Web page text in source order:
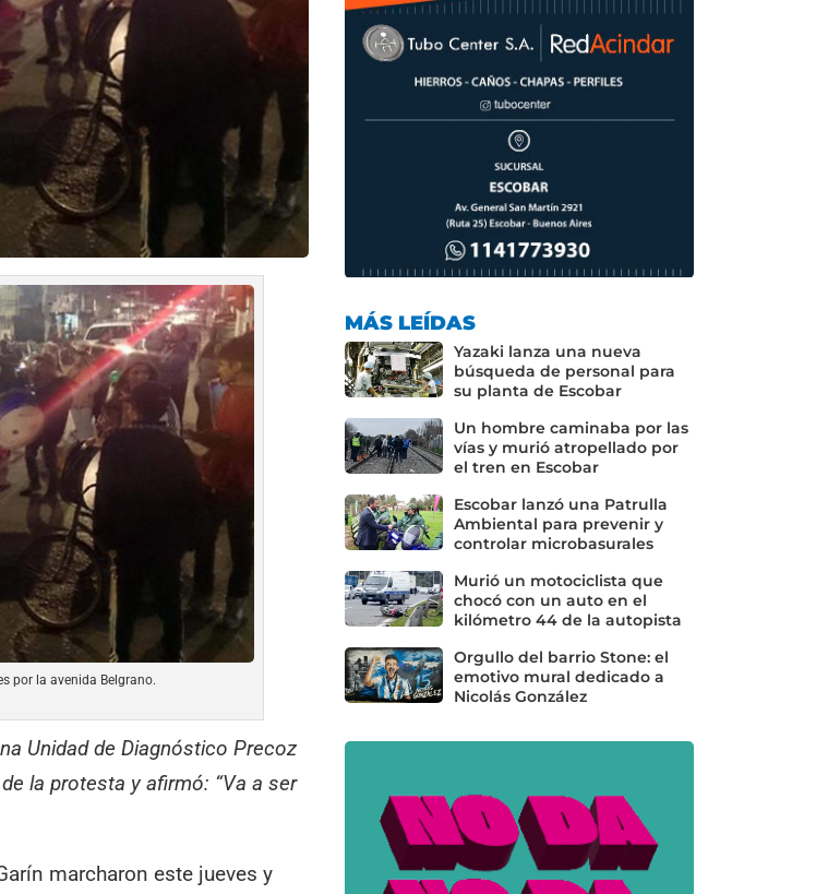
por la avenida Belgrano.
Unidad de Diagnóstico Precoz
la protesta y afirmó: “Va a ser
marcharon este jueves y
MÁS LEÍDAS
Yazaki lanza una nueva
búsqueda de personal para
su planta de Escobar
Un hombre caminaba por las
vías y murió atropellado por
el tren en Escobar
Escobar lanzó una Patrulla
Ambiental para prevenir y
controlar microbasurales
Murió un motociclista que
chocó con un auto en el
kilómetro 44 de la autopista
Orgullo del barrio Stone: el
emotivo mural dedicado a
Nicolás González